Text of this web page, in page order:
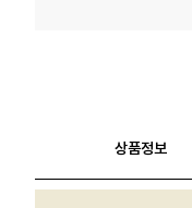
상품정보